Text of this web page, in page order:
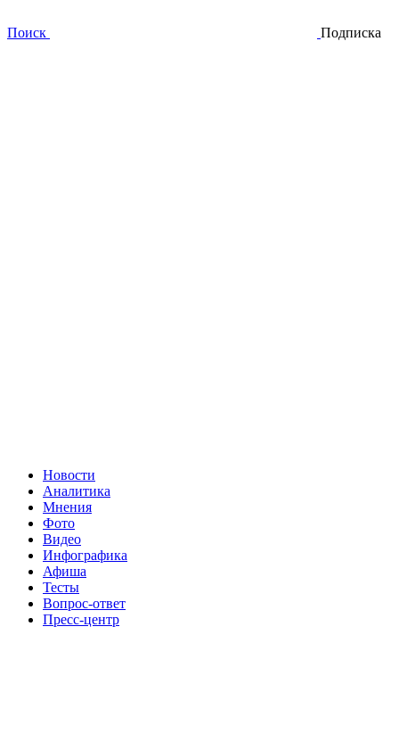
Поиск Подписка
Новости
Аналитика
Мнения
Фото
Видео
Инфографика
Афиша
Тесты
Вопрос-ответ
Пресс-центр